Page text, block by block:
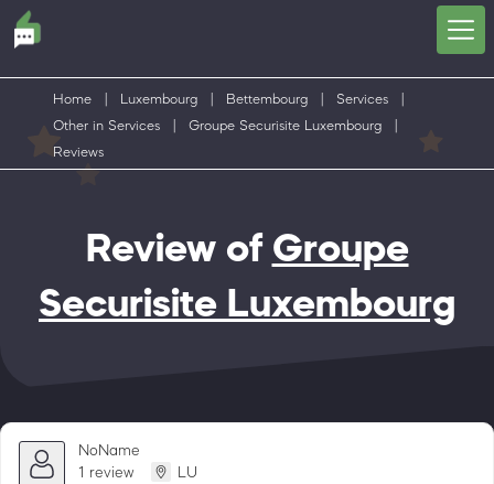
Home Luxembourg Bettembourg Services
Other in Services
Groupe Securisite Luxembourg
Reviews
Review of Groupe
Securisite Luxembourg
NoName
1 review
LU